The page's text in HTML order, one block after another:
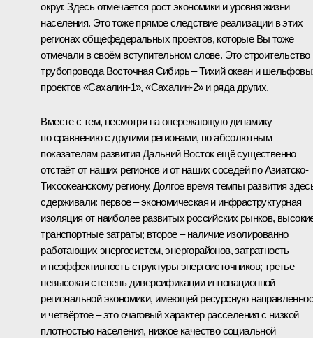
округ. Здесь отмечается рост экономики и уровня жизни
населения. Это тоже прямое следствие реализации в этих
регионах общефедеральных проектов, которые Вы тоже
отмечали в своём вступительном слове. Это строительство
трубопровода Восточная Сибирь – Тихий океан и
проектов «Сахалин-1», «Сахалин-2» и ряда других.
Вместе с тем, несмотря на опережающую динамику
по сравнению с другими регионами, по абсолютным
показателям развития Дальний Восток ещё существенно
отстаёт от наших регионов и от наших соседей по Азиатско-
Тихоокеанскому региону. Долгое время темпы развития
сдерживали: первое – экономическая и инфраструктурная
изоляция от наиболее развитых российских рынков,
транспортные затраты; второе – наличие изолированно
работающих энергосистем, энергорайонов, затратность
и неэффективность структуры энергоисточников; третье –
невысокая степень диверсификации инновационной
региональной экономики, имеющей ресурсную
и четвёртое – это очаговый характер расселения с низкой
плотностью населения, низкое качество социальной